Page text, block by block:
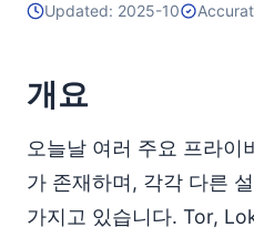
Updated: 2025-10
개요
오늘날 여러 주요 프라이
가 존재하며, 각각 다른
가지고 있습니다. Tor,